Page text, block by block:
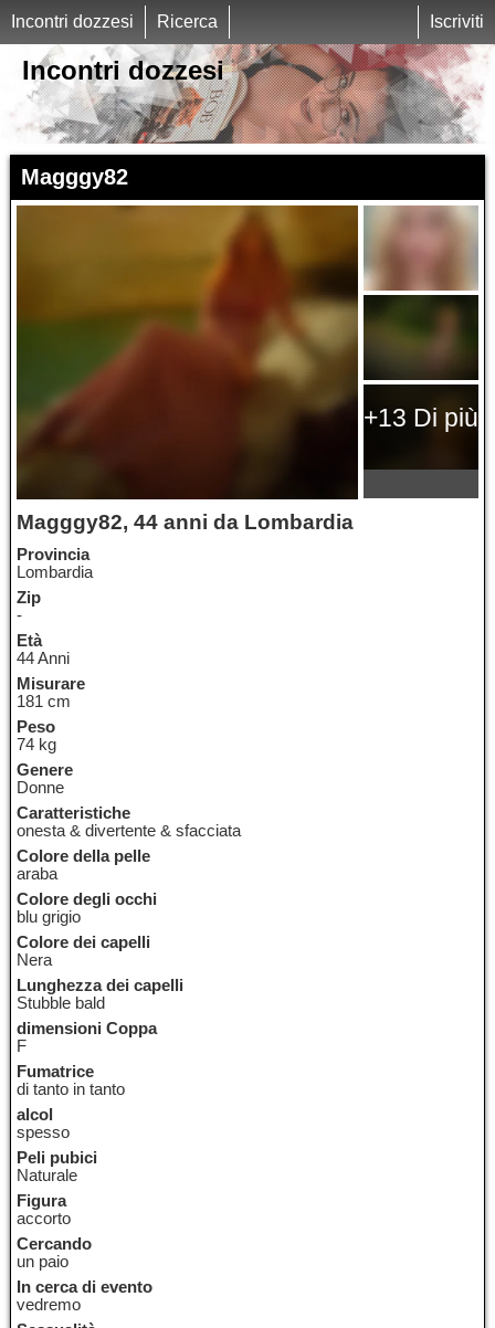
Incontri dozzesi Ricerca Iscriviti
Incontri dozzesi
Magggy82
+13 Di più
Magggy82, 44 anni da Lombardia
Provincia
Lombardia
Zip
-
Età
44 Anni
Misurare
181 cm
Peso
74 kg
Genere
Donne
Caratteristiche
onesta & divertente & sfacciata
Colore della pelle
araba
Colore degli occhi
blu grigio
Colore dei capelli
Nera
Lunghezza dei capelli
Stubble bald
dimensioni Coppa
F
Fumatrice
di tanto in tanto
alcol
spesso
Peli pubici
Naturale
Figura
accorto
Cercando
un paio
In cerca di evento
vedremo